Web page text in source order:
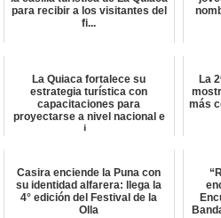
para recibir a los visitantes del
fi...
La Quiaca fortalece su
estrategia turística con
capacitaciones para
proyectarse a nivel nacional e
i...
La
más
Casira enciende la Puna con
su identidad alfarera: llega la
4° edición del Festival de la
Olla